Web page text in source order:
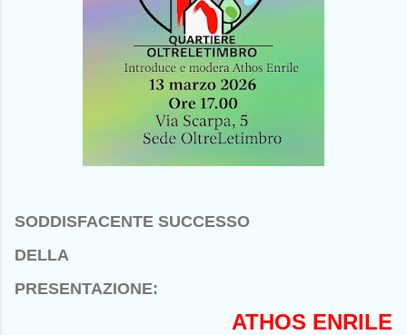
SODDISFACENTE SUCCESSO
DELLA
PRESENTAZIONE:
ATHOS ENRILE